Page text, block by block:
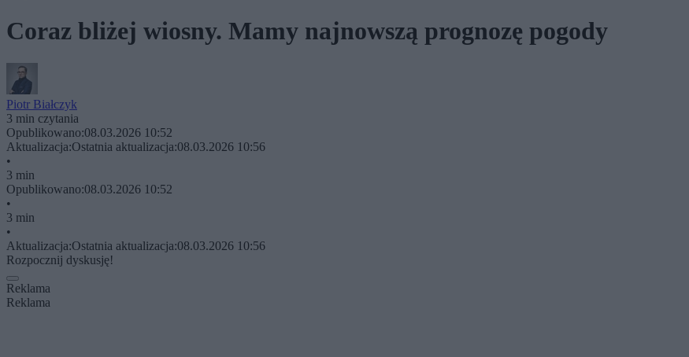
Coraz bliżej wiosny. Mamy najnowszą prognozę pogody
Piotr Białczyk
3 min czytania
Opublikowano:08.03.2026 10:52
Aktualizacja:Ostatnia aktualizacja:08.03.2026 10:56
•
3 min
Opublikowano:08.03.2026 10:52
•
3 min
•
Aktualizacja:Ostatnia aktualizacja:08.03.2026 10:56
Rozpocznij dyskusję!
Reklama
Reklama